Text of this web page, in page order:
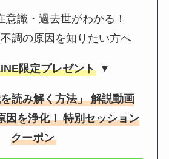
意識・過去世がわかる！
調の原因を知りたい方へ
限定プレゼント▼
読み解く方法」 解説動画
因を浄化！ 特別セッション
クーポン